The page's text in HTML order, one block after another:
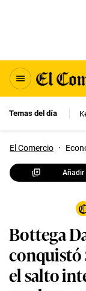
Temas del día
El Comercio ·
Añadir
Bottega
conquistó
el salto